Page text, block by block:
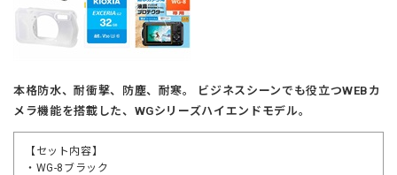
本格防水、耐衝撃、防塵、耐寒。 ビジネスシーンでも役立つWEBカ
メラ機能を搭載した、WGシリーズハイエンドモデル。
【セット内容】
・WG-8ブラック